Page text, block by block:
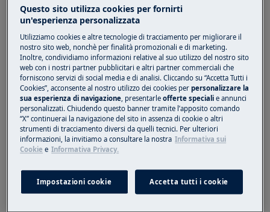
Prima di qualsiasi operazione di manutenzione,
disattivare l'apparecchiatura e scollegare la spina di
alimentazione dallapresa.
Fare sempre attenzione quando si spostano
apparecchi, per apparecchi pesanti sono necessarie
due persone per spostarli.
Utilizzare sempre guanti di sicurezza e calzature
chiuse.
Si prega di notare che l'auto-riparazione o la
conseguenze sulla sicurezza se non eseguite
correttamente
Questo sito utilizza cookies per fornirti
un'esperienza personalizzata
Utilizziamo cookies e altre tecnologie di tracciamento per migliorare il
nostro sito web, nonchè per finalità promozionali e di marketing.
Inoltre, condividiamo informazioni relative al suo utilizzo del nostro sito
web con i nostri partner pubblicitari e altri partner commerciali che
forniscono servizi di social media e di analisi. Cliccando su “Accetta Tutti i
Cookies”, acconsente al nostro utilizzo dei cookies perpersonalizzare la
sua esperienza di navigazione, presentarleofferte speciali e annunci
personalizzati. Chiudendo questo banner tramite l’apposito comando
“X” continuerai la navigazione del sito in assenza di cookie o altri
strumenti di tracciamento diversi da quelli tecnici. Per ulteriori
informazioni, la invitiamo a consultare la nostra Informativa sui
Cookie e Informativa Privacy.
Impostazioni cookie Accetta tutti i cookie